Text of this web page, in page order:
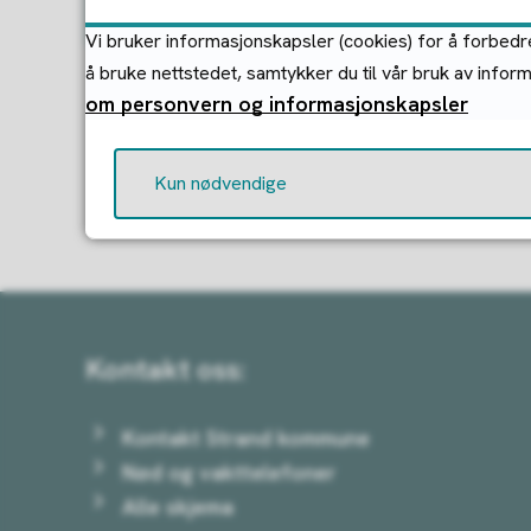
Kontakt oss:
Kontakt Strand kommune
Nød og vakttelefoner
Alle skjema
Vi bruker informasjonskapsler (cookies) for å
å bruke nettstedet, samtykker du til vår bruk av
om personvern og informasjonskapsler
Kun nødvendige